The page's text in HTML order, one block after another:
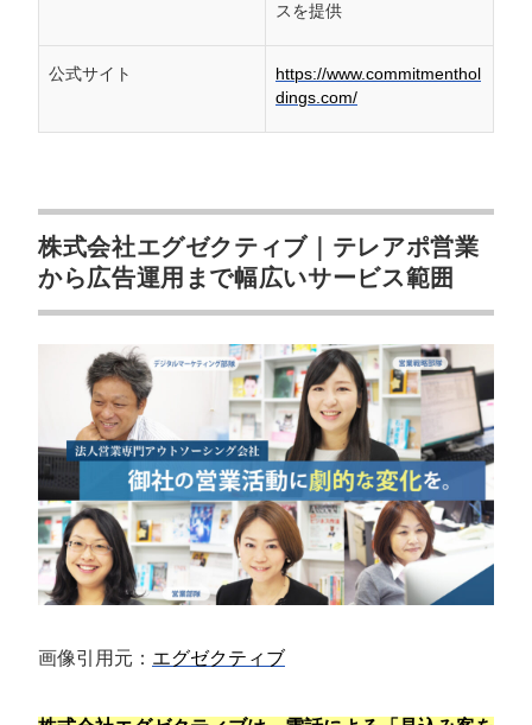
スを提供
公式サイト
https://www.commitmenthol
dings.com/
株式会社エグゼクティブ｜テレアポ営業
から広告運用まで幅広いサービス範囲
画像引用元： エグゼクティブ